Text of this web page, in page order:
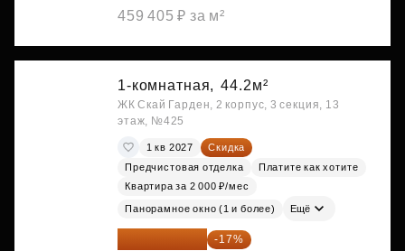
459 405 ₽ за м²
1-комнатная, 44.2м²
ЖК Скай Гарден, 2 корпус, 3 секция, 13
этаж, №425
1 кв 2027
Скидка
Предчистовая отделка
Платите как хотите
Квартира за 2 000 ₽/мес
Панорамное окно (1 и более) Ещё
20 305 701 ₽ -17%